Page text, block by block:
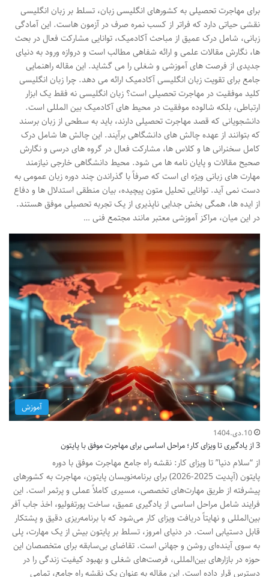
برای مهاجرت تحصیلی به کشورهای انگلیسی زبان، تسلط بر زبان انگلیسی
نقشی حیاتی دارد که فراتر از کسب نمره صرف در آزمون هاست. این آمادگی
زبانی، شامل درک عمیق از مباحث آکادمیک، توانایی مشارکت فعال در بحث
ها، نگارش مقالات علمی و ارائه شفاهی مطالب است و دروازه ورود به دنیای
جدیدی از فرصت های آموزشی و شغلی را می گشاید. این مقاله راهنمایی
جامع برای تقویت زبان انگلیسی آکادمیک ارائه می دهد. چرا زبان انگلیسی
کلید موفقیت در مهاجرت تحصیلی است؟ زبان انگلیسی نه فقط یک ابزار
ارتباطی، بلکه شالوده موفقیت در محیط های آکادمیک بین المللی است.
دانشجویانی که قصد مهاجرت تحصیلی دارند، باید به سطحی از زبان برسند
که بتوانند از عهده چالش های دانشگاهی برآیند. این چالش ها شامل درک
کامل سخنرانی ها و کلاس ها، مشارکت فعال در گروه های درسی و نگارش
صحیح مقالات و پایان نامه ها می شود. محیط دانشگاهی خارجی نیازمند
مهارت های زبانی ویژه ای است که صرفاً با گذراندن چند دوره زبان عمومی به
دست نمی آید. توانایی تحلیل متون پیچیده، بیان منطقی استدلال ها و دفاع
از ایده ها، همگی بخش جدایی ناپذیری از یک تجربه تحصیلی موفق هستند.
در این میان، مراکز آموزشی معتبر مانند مجتمع فنی …
آموزش
10.دی.1404
3 از یادگیری تا ویزای کار؛ مراحل اساسی برای مهاجرت موفق با پایتون
از “سلام دنیا” تا ویزای کار: نقشه راه جامع مهاجرت موفق با دوره
پایتون (آپدیت 2025-2026) برای برنامه‌نویسان پایتون، مهاجرت به کشورهای
پیشرفته از طریق مهارت‌های تخصصی، مسیری کاملاً عملی و پرثمر است. این
فرایند شامل مراحل اساسی از یادگیری عمیق، ساخت پورتفولیو، اخذ جاب آفر
بین‌المللی و نهایتاً دریافت ویزای کار می‌شود که با برنامه‌ریزی دقیق و پشتکار
قابل دستیابی است. در دنیای امروز، تسلط بر پایتون بیش از یک مهارت، پلی
به سوی آینده‌ای روشن و جهانی است. تقاضای بی‌سابقه برای متخصصان این
حوزه در بازارهای بین‌المللی، فرصت‌های شغلی و بهبود کیفیت زندگی را در
دسترس قرار داده است. این مقاله به عنوان یک نقشه راه جامع، تمامی